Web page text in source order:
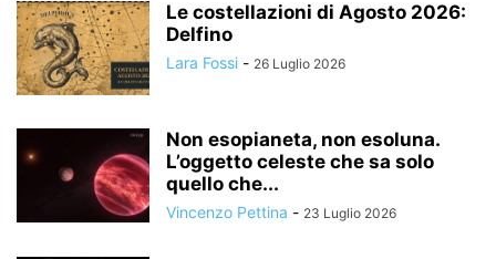
Le costellazioni di Agosto 2026:
Delfino
Lara Fossi - 26 Luglio 2026
Non esopianeta, non esoluna.
L’oggetto celeste che sa solo
quello che...
Vincenzo Pettina - 23 Luglio 2026